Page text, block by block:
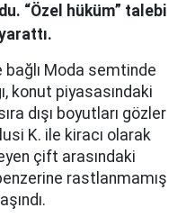
“Özel hüküm” talebi
bağlı Moda semtinde
konut piyasasındaki
dışı boyutları gözler
K. ile kiracı olarak
çift arasındaki
rastlanmamış